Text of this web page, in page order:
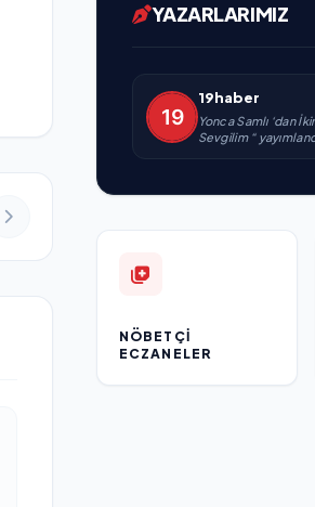
YAZARLARIMIZ
19haber
Yonca Samlı ‘dan
Sevgilim “
NÖBETÇI
ECZANELER